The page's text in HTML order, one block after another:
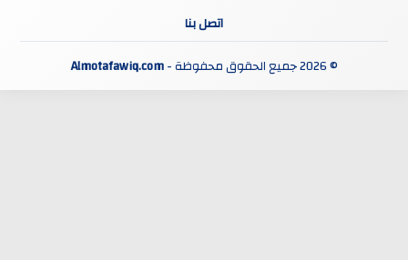
اتصل بنا
© 2026 جميع الحقوق محفوظة -
Almotafawiq.com